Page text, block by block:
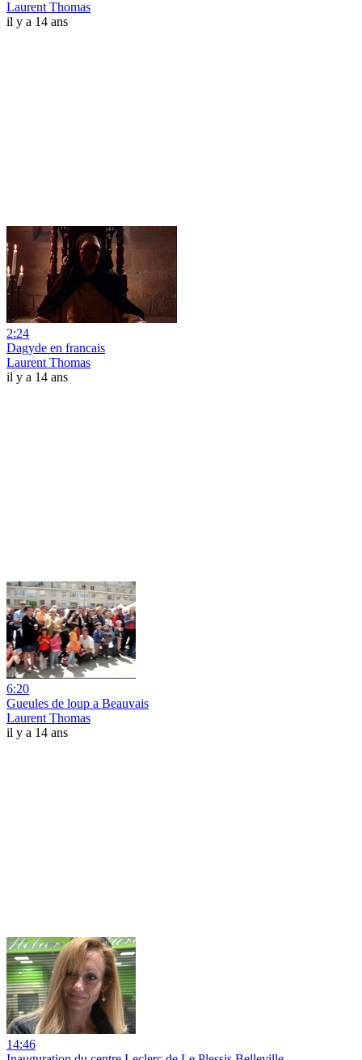
Laurent Thomas
il y a 14 ans
2:24
Dagyde en francais
Laurent Thomas
il y a 14 ans
6:20
Gueules de loup a Beauvais
Laurent Thomas
il y a 14 ans
14:46